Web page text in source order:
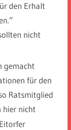
den Erhalt
nicht
gemacht
für den
Ratsmitglied
hier nicht